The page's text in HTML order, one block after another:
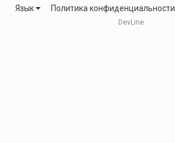
Язык Политика конфиденциальности
DevLine